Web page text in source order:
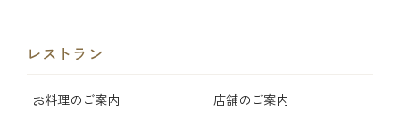
レストラン
お料理のご案内 店舗のご案内